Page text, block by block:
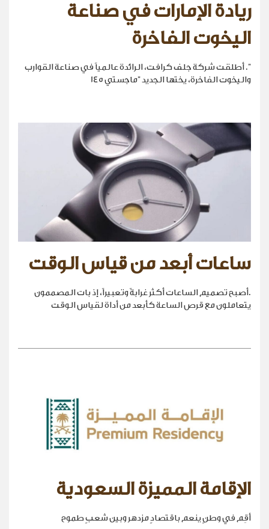
ريادة الإمارات في صناعة
اليخوت الفاخرة
". أطلقت شركة جلف كرافت، الرائدة عالمياً في صناعة القوارب
واليخوت الفاخرة، يختها الجديد "ماجستي 145
ساعات أبعد من قياس الوقت
.أصبح تصميم الساعات أكثر غرابةً وتعبيراً، إذ بات المصممون
يتعاملون مع قرص الساعة كأبعد من أداة لقياس الوقت
الإقامة المميزة السعودية
أقِم في وطنٍ ينعم باقتصادٍ مزدهر وبين شعبٍ طموح